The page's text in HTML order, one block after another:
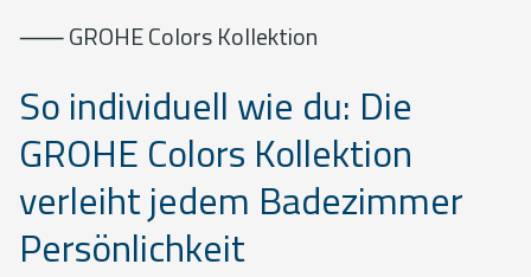
⸺ GROHE Colors Kollektion
So individuell wie du: Die
GROHE Colors Kollektion
verleiht jedem Badezimmer
Persönlichkeit